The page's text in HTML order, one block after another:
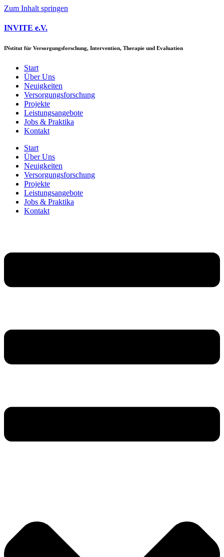
Zum Inhalt springen
INVITE e.V.
INstitut für Versorgungsforschung, Intervention, Therapie und Evaluation
Start
Über Uns
Neuigkeiten
Versorgungs­forschung
Projekte
Leistungsangebote
Jobs & Praktika
Kontakt
Start
Über Uns
Neuigkeiten
Versorgungs­forschung
Projekte
Leistungsangebote
Jobs & Praktika
Kontakt